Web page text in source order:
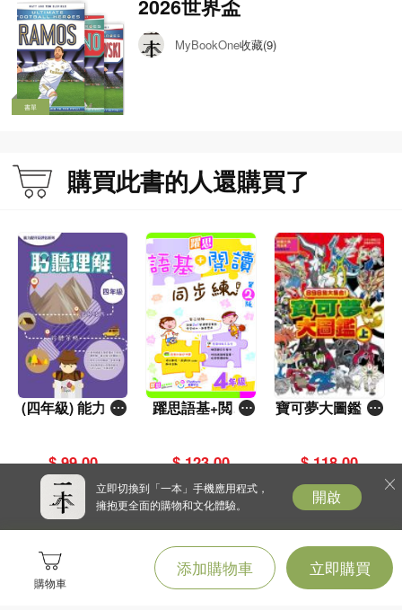
購物車
添加購物車 立即購買
書單
2026世界盃
MyBookOne收藏(9)
購買此書的人還購買了
(四年級) 能力提
$ 99.00
躍思語基+閲讀
$ 123.00
寶可夢大圖鑑 上
$ 118.00
立即切換到「一本」手機應用程式，
擁抱更全面的購物和文化體驗。
開啟